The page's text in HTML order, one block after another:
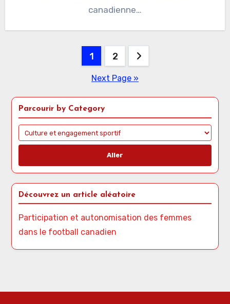
canadienne…
Posts pagination
1 2
Next Page »
Parcourir by Category
Aller
Découvrez un article aléatoire
Participation et autonomisation des femmes
dans le football canadien